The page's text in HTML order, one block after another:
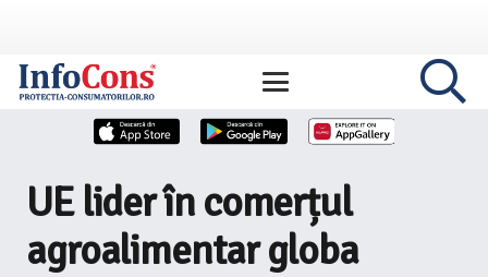
UE lider în comerțul
agroalimentar globa